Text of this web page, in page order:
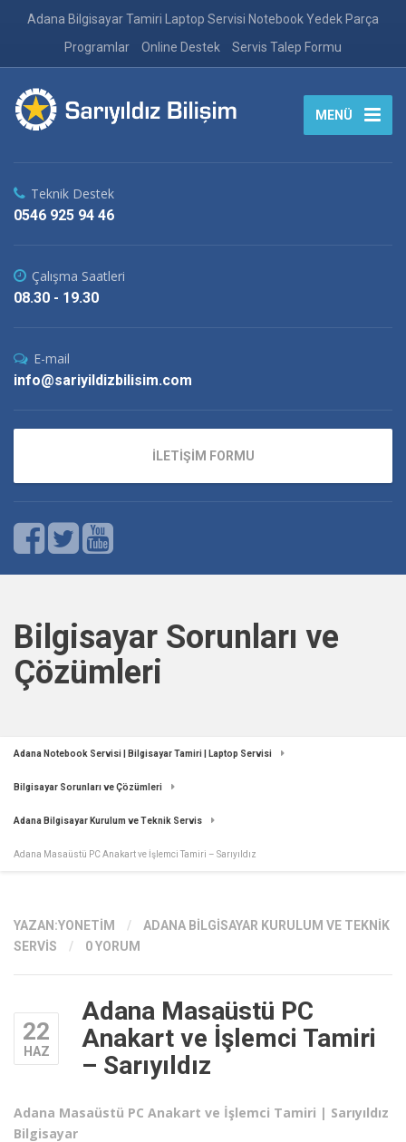
Adana Bilgisayar Tamiri Laptop Servisi Notebook Yedek Parça
Programlar
Online Destek Servis Talep Formu
MENÜ
Teknik Destek
0546 925 94 46
Çalışma Saatleri
08.30 - 19.30
E-mail
info@sariyildizbilisim.com
İLETİŞİM FORMU
Bilgisayar Sorunları ve
Çözümleri
Adana Notebook Servisi | Bilgisayar Tamiri | Laptop Servisi
Bilgisayar Sorunları ve Çözümleri
Adana Bilgisayar Kurulum ve Teknik Servis
Adana Masaüstü PC Anakart ve İşlemci Tamiri – Sarıyıldız
YAZAN:YONETIM /
ADANA BILGISAYAR KURULUM VE TEKNIK
SERVIS
/ 0 YORUM
22
HAZ
Adana Masaüstü PC
Anakart ve İşlemci Tamiri
– Sarıyıldız
Adana Masaüstü PC Anakart ve İşlemci Tamiri | Sarıyıldız
Bilgisayar